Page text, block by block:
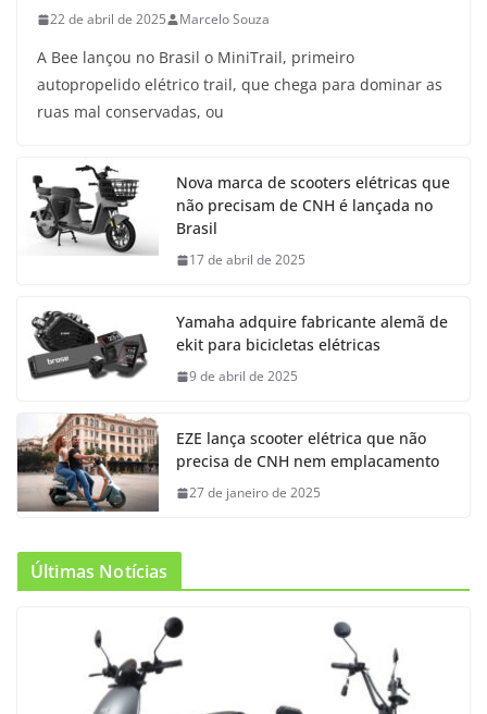
22 de abril de 2025 Marcelo Souza
A Bee lançou no Brasil o MiniTrail, primeiro
autopropelido elétrico trail, que chega para dominar as
ruas mal conservadas, ou
Nova marca de scooters elétricas que
não precisam de CNH é lançada no
Brasil
17 de abril de 2025
Yamaha adquire fabricante alemã de
ekit para bicicletas elétricas
9 de abril de 2025
EZE lança scooter elétrica que não
precisa de CNH nem emplacamento
27 de janeiro de 2025
Últimas Notícias